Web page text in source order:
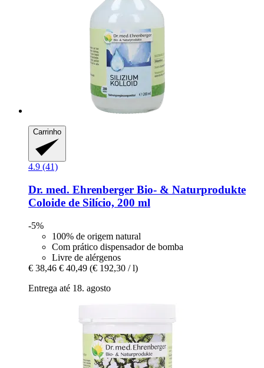
Carrinho
4.9 (41)
Dr. med. Ehrenberger Bio- & Naturprodukte
Coloide de Silício, 200 ml
-5%
100% de origem natural
Com prático dispensador de bomba
Livre de alérgenos
€ 38,46 € 40,49 (€ 192,30 / l)
Entrega até 18. agosto